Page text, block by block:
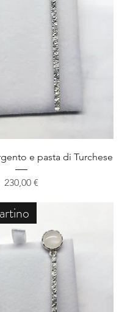
e pasta di Turchese
Preis
230,00 €